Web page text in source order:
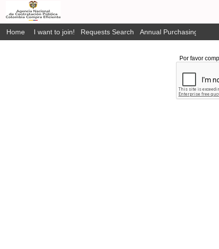
Home I want to join! Requests Search Annual Purchasing Plan
Por favor